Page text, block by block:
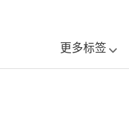
更多标签